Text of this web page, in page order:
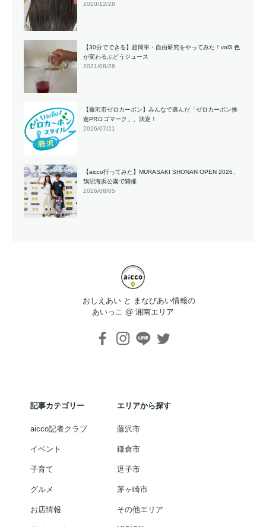
2020/12/28
【30分でできる】超簡単・自由研究をやってみた！vol3.色
が変わるぶどうジュース
2021/08/26
【藤沢市ゼロカーボン】みんなで選んだ「ゼロカーボン推
進PRロゴマーク」、決定！
2026/07/21
【aicco行ってみた】MURASAKI SHONAN OPEN 2026、
鵠沼海浜公園で開催
2026/08/05
おしえあい と まなびあい情報の
あいっこ @ 湘南エリア
記事カテゴリー
aicco記者クラブ
イベント
子育て
グルメ
お店情報
エリアから探す
藤沢市
鎌倉市
逗子市
茅ヶ崎市
その他エリア